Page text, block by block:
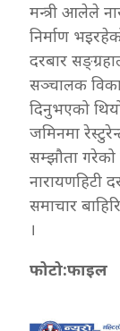
मन्त्री आलेले
निर्माण
दरबार
सञ्चालक
दिनुभएको
जमिनमा
सम्झौता गरेको
नारायणहिटी
समाचार
।
फोटो:फाइल